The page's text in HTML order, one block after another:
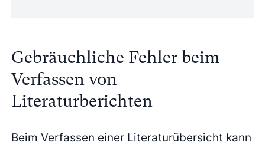
Gebräuchliche Fehler beim
Verfassen von
Literaturberichten
Beim Verfassen einer Literaturübersicht kann